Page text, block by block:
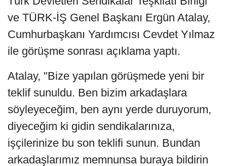
ve TÜRK-İŞ Genel Başkanı Ergün Atalay,
Cumhurbaşkanı Yardımcısı Cevdet Yılmaz
ile görüşme sonrası açıklama yaptı.
Atalay, "Bize yapılan görüşmede yeni bir
teklif sunuldu. Ben bizim arkadaşlara
söyleyeceğim, ben aynı yerde duruyorum,
diyeceğim ki gidin sendikalarınıza,
işçilerinize bu son teklifi sunun. Bundan
arkadaşlarımız memnunsa buraya bildirin